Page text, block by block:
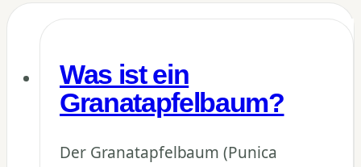
Was ist ein
Granatapfelbaum?
Der Granatapfelbaum (Punica